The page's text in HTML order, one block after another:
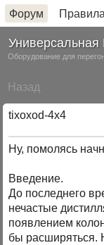
Форум Правила
Оборудование для
Назад
tixoxod-4x4
Ну, помолясь
Введение.
До последнего
нечастые
появлением
бы расширяться.